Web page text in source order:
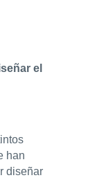
el
han
diseñar